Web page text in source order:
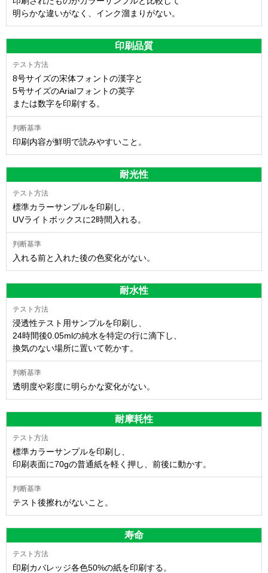
明らかな違いがなく、インク溜まりがない。
印刷品質
8号サイズの宋体フォントの漢字と
5号サイズのArialフォントの英字
または数字を印刷する。
印刷内容が鮮明で読みやすいこと。
耐光性
標準カラーサンプルを印刷し、
UVライトボックスに2時間入れる。
入れる前と入れた後の色変化がない。
耐水性
浸透性テスト用サンプルを印刷し、
24時間後0.05mlの純水を特定の行に滴下し、
換気のない場所に置いて乾かす。
透明度や彩度に明らかな変化がない。
耐摩耗性
標準カラーサンプルを印刷し、
印刷表面に70gの普通紙を軽く押し、前後に動かす。
テスト後擦れがないこと。
寿命
印刷カバレッジ各色50%の紙を印刷する。